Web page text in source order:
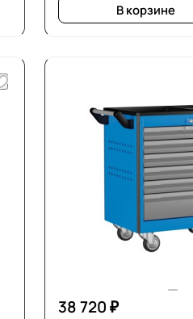
В корзине
38 720 ₽